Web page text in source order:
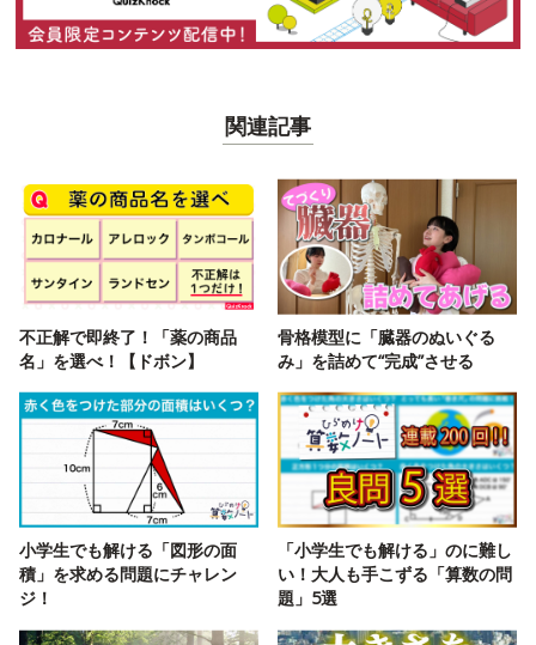
関連記事
不正解で即終了！「薬の商品
名」を選べ！【ドボン】
骨格模型に「臓器のぬいぐる
み」を詰めて“完成”させる
小学生でも解ける「図形の面
積」を求める問題にチャレン
ジ！
「小学生でも解ける」のに難し
い！大人も手こずる「算数の問
題」5選